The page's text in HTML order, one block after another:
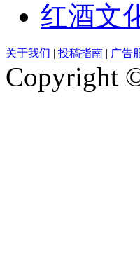
红酒文
关于我们 | 投稿指南 | 广告
Copyright